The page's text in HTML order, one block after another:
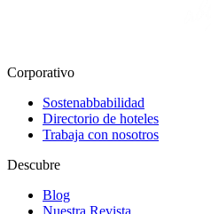
Corporativo
Sostenabbabilidad
Directorio de hoteles
Trabaja con nosotros
Descubre
Blog
Nuestra Revista